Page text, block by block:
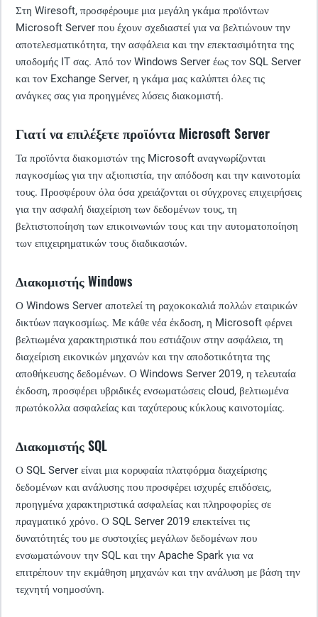
Στη Wiresoft, προσφέρουμε μια μεγάλη γκάμα προϊόντων
Microsoft Server που έχουν σχεδιαστεί για να βελτιώνουν την
αποτελεσματικότητα, την ασφάλεια και την επεκτασιμότητα της
υποδομής IT σας. Από τον Windows Server έως τον SQL Server
και τον Exchange Server, η γκάμα μας καλύπτει όλες τις
ανάγκες σας για προηγμένες λύσεις διακομιστή.
Γιατί να επιλέξετε προϊόντα Microsoft Server
Τα προϊόντα διακομιστών της Microsoft αναγνωρίζονται
παγκοσμίως για την αξιοπιστία, την απόδοση και την καινοτομία
τους. Προσφέρουν όλα όσα χρειάζονται οι σύγχρονες επιχειρήσεις
για την ασφαλή διαχείριση των δεδομένων τους, τη
βελτιστοποίηση των επικοινωνιών τους και την αυτοματοποίηση
των επιχειρηματικών τους διαδικασιών.
Διακομιστής Windows
Ο Windows Server αποτελεί τη ραχοκοκαλιά πολλών εταιρικών
δικτύων παγκοσμίως. Με κάθε νέα έκδοση, η Microsoft φέρνει
βελτιωμένα χαρακτηριστικά που εστιάζουν στην ασφάλεια, τη
διαχείριση εικονικών μηχανών και την αποδοτικότητα της
αποθήκευσης δεδομένων. Ο Windows Server 2019, η τελευταία
έκδοση, προσφέρει υβριδικές ενσωματώσεις cloud, βελτιωμένα
πρωτόκολλα ασφαλείας και ταχύτερους κύκλους καινοτομίας.
Διακομιστής SQL
Ο SQL Server είναι μια κορυφαία πλατφόρμα διαχείρισης
δεδομένων και ανάλυσης που προσφέρει ισχυρές επιδόσεις,
προηγμένα χαρακτηριστικά ασφαλείας και πληροφορίες σε
πραγματικό χρόνο. Ο SQL Server 2019 επεκτείνει τις
δυνατότητές του με συστοιχίες μεγάλων δεδομένων που
ενσωματώνουν την SQL και την Apache Spark για να
επιτρέπουν την εκμάθηση μηχανών και την ανάλυση με βάση την
τεχνητή νοημοσύνη.